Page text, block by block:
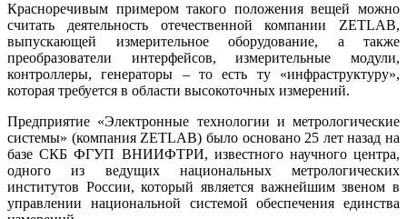
Красноречивым примером такого положения вещей можно
считать деятельность отечественной компании ZETLAB,
выпускающей измерительное оборудование, а также
преобразователи интерфейсов, измерительные модули,
контроллеры, генераторы – то есть ту «инфраструктуру»,
которая требуется в области высокоточных измерений.
Предприятие «Электронные технологии и метрологические
системы» (компания ZETLAB) было основано 25 лет назад на
базе СКБ ФГУП ВНИИФТРИ, известного научного центра,
одного из ведущих национальных метрологических
институтов России, который является важнейшим звеном в
управлении национальной системой обеспечения единства